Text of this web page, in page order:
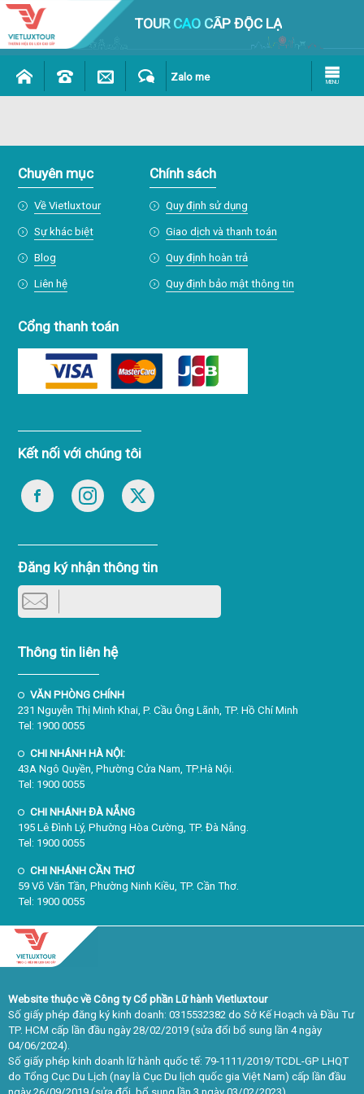
TOUR CAO CẤP ĐỘC LẠ
Zalo me MENU
Chuyên mục
Về Vietluxtour
Sự khác biệt
Blog
Liên hệ
Chính sách
Quy định sử dụng
Giao dịch và thanh toán
Quy định hoàn trả
Quy định bảo mật thông tin
Cổng thanh toán
Kết nối với chúng tôi
Đăng ký nhận thông tin
Thông tin liên hệ
VĂN PHÒNG CHÍNH
231 Nguyễn Thị Minh Khai, P. Cầu Ông Lãnh, TP. Hồ Chí Minh
Tel: 1900 0055
CHI NHÁNH HÀ NỘI:
43A Ngô Quyền, Phường Cửa Nam, TP.Hà Nội.
Tel: 1900 0055
CHI NHÁNH ĐÀ NẴNG
195 Lê Đình Lý, Phường Hòa Cường, TP. Đà Nẵng.
Tel: 1900 0055
CHI NHÁNH CẦN THƠ
59 Võ Văn Tần, Phường Ninh Kiều, TP. Cần Thơ.
Tel: 1900 0055
Website thuộc về Công ty Cổ phần Lữ hành Vietluxtour
Số giấy phép đăng ký kinh doanh: 0315532382 do Sở Kế Hoạch và Đầu Tư
TP. HCM cấp lần đầu ngày 28/02/2019 (sửa đổi bổ sung lần 4 ngày
04/06/2024).
Số giấy phép kinh doanh lữ hành quốc tế: 79-1111/2019/TCDL-GP LHQT
do Tổng Cục Du Lịch (nay là Cục Du lịch quốc gia Việt Nam) cấp lần đầu
ngày 26/09/2019 (sửa đổi, bổ sung lần 3 ngày 03/02/2023).